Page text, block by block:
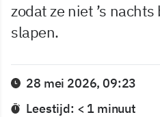
zodat ze niet ’s
slapen.
28 mei 2026, 09:23
Leestijd: < 1 minuut